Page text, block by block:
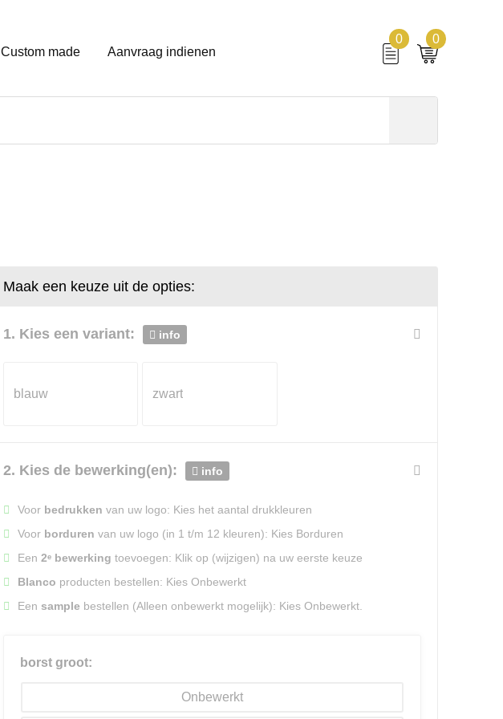
Custom made Aanvraag indienen
0
0
Maak een keuze uit de opties:
1. Kies een variant: info
2. Kies de bewerking(en): info
Voorbedrukken van uw logo: Kies het aantal drukkleuren
Voorborduren van uw logo (in 1 t/m 12 kleuren): Kies Borduren
Een2ᵉ bewerkingtoevoegen: Klik op (wijzigen) na uw eerste keuze
Blanco producten bestellen: Kies Onbewerkt
Eensample bestellen (Alleen onbewerkt mogelijk): Kies Onbewerkt.
borst groot:
Onbewerkt